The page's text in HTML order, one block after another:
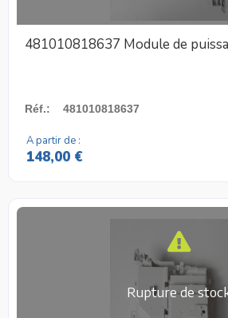
481010818637 Module de
Réf.: 481010818637
A partir de :
148,00 €
Rupture de